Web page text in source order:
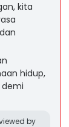
kita
hidup,
by